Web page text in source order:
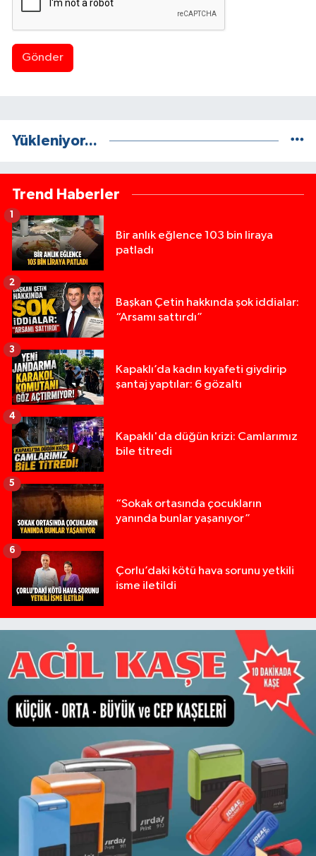
Gönder
Yükleniyor...
Trend Haberler
Bir anlık eğlence 103 bin liraya
patladı
1
Başkan Çetin hakkında şok iddialar:
“Arsamı sattırdı”
2
Kapaklı’da kadın kıyafeti giydirip
şantaj yaptılar: 6 gözaltı
3
Kapaklı'da düğün krizi: Camlarımız
bile titredi
4
“Sokak ortasında çocukların
yanında bunlar yaşanıyor”
5
Çorlu’daki kötü hava sorunu yetkili
isme iletildi
6